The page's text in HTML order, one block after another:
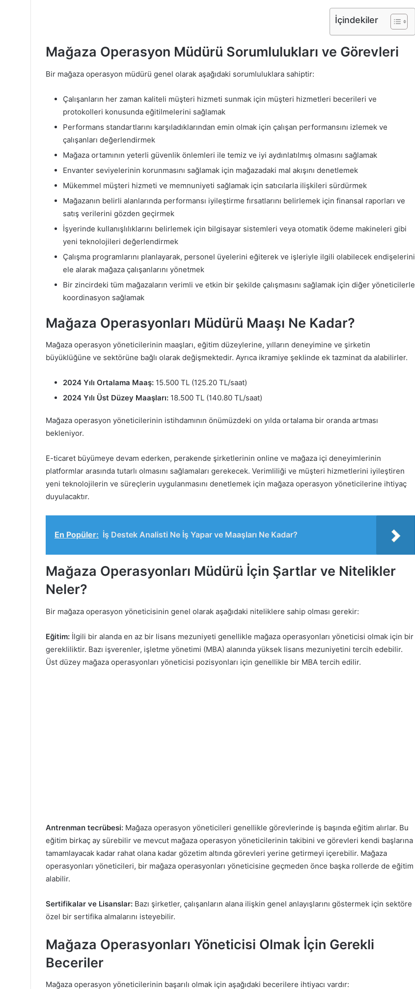
İçindekiler
Mağaza Operasyon Müdürü Sorumlulukları ve Görevleri
Bir mağaza operasyon müdürü genel olarak aşağıdaki sorumluluklara sahiptir:
Çalışanların her zaman kaliteli müşteri hizmeti sunmak için müşteri hizmetleri becerileri ve
protokolleri konusunda eğitilmelerini sağlamak
Performans standartlarını karşıladıklarından emin olmak için çalışan performansını izlemek ve
çalışanları değerlendirmek
Mağaza ortamının yeterli güvenlik önlemleri ile temiz ve iyi aydınlatılmış olmasını sağlamak
Envanter seviyelerinin korunmasını sağlamak için mağazadaki mal akışını denetlemek
Mükemmel müşteri hizmeti ve memnuniyeti sağlamak için satıcılarla ilişkileri sürdürmek
Mağazanın belirli alanlarında performansı iyileştirme fırsatlarını belirlemek için finansal raporları ve
satış verilerini gözden geçirmek
İşyerinde kullanışlılıklarını belirlemek için bilgisayar sistemleri veya otomatik ödeme makineleri gibi
yeni teknolojileri değerlendirmek
Çalışma programlarını planlayarak, personel üyelerini eğiterek ve işleriyle ilgili olabilecek endişelerini
ele alarak mağaza çalışanlarını yönetmek
Bir zincirdeki tüm mağazaların verimli ve etkin bir şekilde çalışmasını sağlamak için diğer yöneticilerle
koordinasyon sağlamak
Mağaza Operasyonları Müdürü Maaşı Ne Kadar?
Mağaza operasyon yöneticilerinin maaşları, eğitim düzeylerine, yılların deneyimine ve şirketin
büyüklüğüne ve sektörüne bağlı olarak değişmektedir. Ayrıca ikramiye şeklinde ek tazminat da alabilirler.
2024 Yılı Ortalama Maaş: 15.500 TL (125.20 TL/saat)
2024 Yılı Üst Düzey Maaşları: 18.500 TL (140.80 TL/saat)
Mağaza operasyon yöneticilerinin istihdamının önümüzdeki on yılda ortalama bir oranda artması
bekleniyor.
E-ticaret büyümeye devam ederken, perakende şirketlerinin online ve mağaza içi deneyimlerinin
platformlar arasında tutarlı olmasını sağlamaları gerekecek. Verimliliği ve müşteri hizmetlerini iyileştiren
yeni teknolojilerin ve süreçlerin uygulanmasını denetlemek için mağaza operasyon yöneticilerine ihtiyaç
duyulacaktır.
En Popüler: İş Destek Analisti Ne İş Yapar ve Maaşları Ne Kadar?
Mağaza Operasyonları Müdürü İçin Şartlar ve Nitelikler
Neler?
Bir mağaza operasyon yöneticisinin genel olarak aşağıdaki niteliklere sahip olması gerekir:
Eğitim: İlgili bir alanda en az bir lisans mezuniyeti genellikle mağaza operasyonları yöneticisi olmak için bir
gerekliliktir. Bazı işverenler, işletme yönetimi (MBA) alanında yüksek lisans mezuniyetini tercih edebilir.
Üst düzey mağaza operasyonları yöneticisi pozisyonları için genellikle bir MBA tercih edilir.
Antrenman tecrübesi: Mağaza operasyon yöneticileri genellikle görevlerinde iş başında eğitim alırlar. Bu
eğitim birkaç ay sürebilir ve mevcut mağaza operasyon yöneticilerinin takibini ve görevleri kendi başlarına
tamamlayacak kadar rahat olana kadar gözetim altında görevleri yerine getirmeyi içerebilir. Mağaza
operasyonları yöneticileri, bir mağaza operasyonları yöneticisine geçmeden önce başka rollerde de eğitim
alabilir.
Sertifikalar ve Lisanslar: Bazı şirketler, çalışanların alana ilişkin genel anlayışlarını göstermek için sektöre
özel bir sertifika almalarını isteyebilir.
Mağaza Operasyonları Yöneticisi Olmak İçin Gerekli
Beceriler
Mağaza operasyon yöneticilerinin başarılı olmak için aşağıdaki becerilere ihtiyacı vardır: